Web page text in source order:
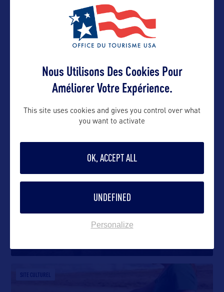
VOIR LE SITE
DANS LA MÊME CATEGORIE
SITE CULTUREL
Nez Perce National Historical Park
Établi en 1965 pour raconter l’histoire de la tribu
SITE CULTUREL
Nous Utilisons Des Cookies Pour
Améliorer Votre Expérience.
This site uses cookies and gives you control over what
you want to activate
OK, ACCEPT ALL
UNDEFINED
Personalize